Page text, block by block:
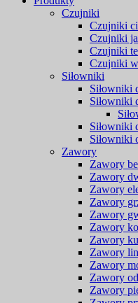
Czujniki
Czujniki
Czujniki
Czujniki
Czujniki
Siłowniki
Siłowniki
Siłowniki
Siłowniki
Siłowniki
Zawory
Zawory
Zawory
Zawory
Zawory
Zawory
Zawory
Zawory
Zawory
Zawory
Zawory
Zawory